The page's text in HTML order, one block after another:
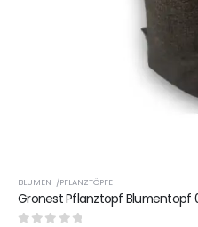
BLUMEN-/PFLANZTÖPFE